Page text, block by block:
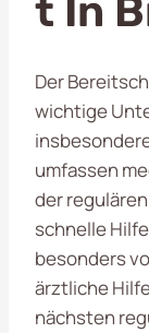
T In
Der
wichtige
umfassen
der
schnelle
besonders
ärztliche
nächsten